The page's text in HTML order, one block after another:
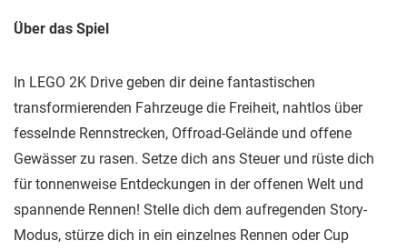
Über das Spiel
In LEGO 2K Drive geben dir deine fantastischen
transformierenden Fahrzeuge die Freiheit, nahtlos über
fesselnde Rennstrecken, Offroad-Gelände und offene
Gewässer zu rasen. Setze dich ans Steuer und rüste dich
für tonnenweise Entdeckungen in der offenen Welt und
spannende Rennen! Stelle dich dem aufregenden Story-
Modus, stürze dich in ein einzelnes Rennen oder Cup